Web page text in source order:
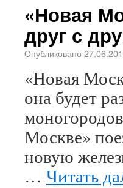
«Новая
друг с
Опубликовано
«Новая
она будет
Москве»
новую
… Читать